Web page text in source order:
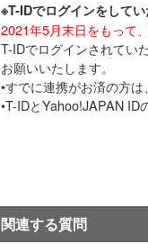
※T-IDでログインをして
2021年5月末日をもって
T-IDでログインされてい
お願いいたします。
•すでに連携がお済の方
•T-IDとYahoo!JAPAN ID
関連する質問